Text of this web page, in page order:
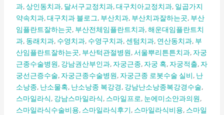
과,상인동치과, 달서구교정치과,대구치아교정치과, 일곱가지
약속치과,대구치과 블로그, 부산치과, 부산치과잘하는곳, 부산
임플란트잘하는곳, 부산전체임플란트치과,해운대임플란트치
과, 동래치과, 수영치과, 수영구치과,센텀치과, 연산동치과, 부
산임플란트잘하는곳, 부산턱관절병원,서울뿌리튼튼치과, 자궁
근종수술병원, 강남권산부인과, 자궁근종, 자궁 혹, 자궁적출, 자
궁선근증수술, 자궁근종수술병원, 자궁근종 로봇수술 실비, 난
소낭종, 난소물혹, 난소낭종 복강경, 강남난소낭종복강경수술,
스마일라식, 강남스마일라식, 스마일프로, 눈에미소안과의원,
스마일라식수술비용, 스마일라식후기, 스마일라식비용, 스마일